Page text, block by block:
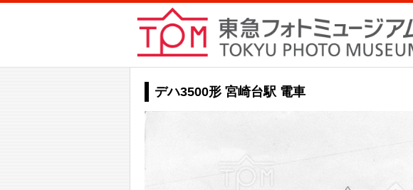
デハ3500形 宮崎台駅 電車